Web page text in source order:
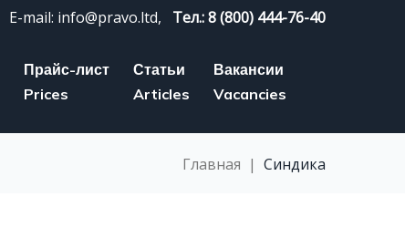
E-mail: info@pravo.ltd, Тел.: 8 (800) 444-76-40
Прайс-лист
Prices
Статьи
Articles
Вакансии
Vacancies
Главная | Синдика